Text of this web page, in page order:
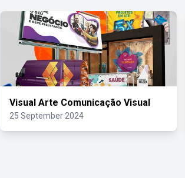
Visual Arte Comunicação Visual
25 September 2024